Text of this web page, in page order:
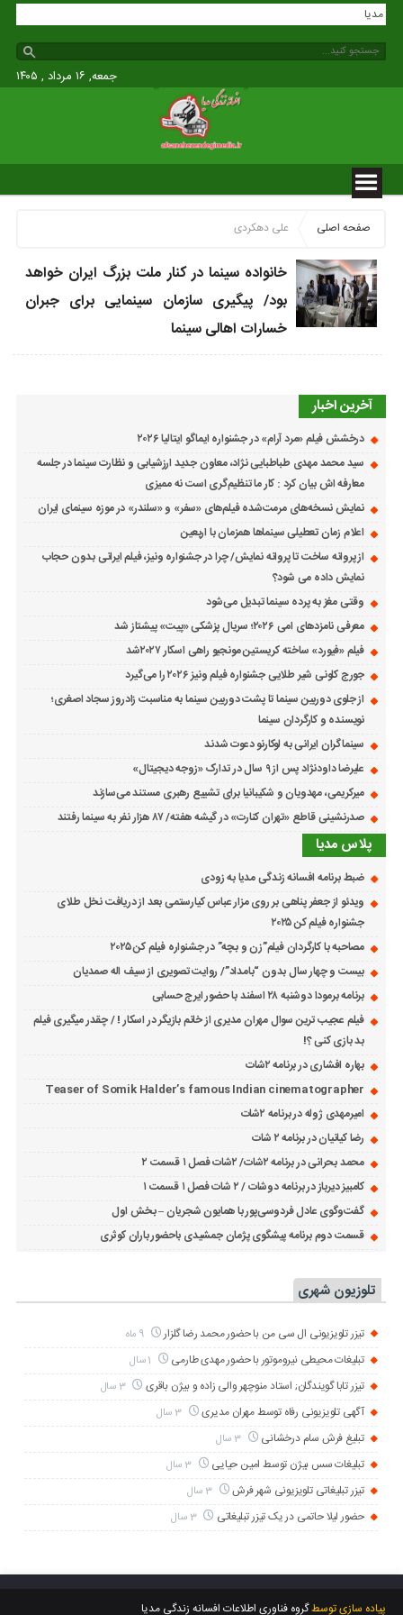
مدیا
جمعه, ۱۶ مرداد , ۱۴۰۵
صفحه اصلی علی دهکردی
خانواده سینما در کنار ملت بزرگ ایران خواهد
بود/ پیگیری سازمان سینمایی برای جبران
خسارات اهالی سینما
آخرین اخبار
درخشش فیلم «مرد آرام» در جشنواره ایماگو ایتالیا ۲۰۲۶
سید محمد مهدی طباطبایی نژاد، معاون جدید ارزشیابی و نظارت سینما در جلسه
معارفه اش بیان کرد : کار ما تنظیم‌گری است نه ممیزی
نمایش نسخه‌های مرمت‌شده فیلم‌های «سفر» و «سلندر» در موزه سینمای ایران
اعلام زمان تعطیلی سینماها همزمان با اربعین
از پروانه ساخت تا پروانه نمایش/ چرا در جشنواره ونیز، فیلم ایرانی بدون حجاب
نمایش داده می شود؟
وقتی مغز به پرده سینما تبدیل می‌شود
معرفی نامزدهای امی ۲۰۲۶؛ سریال پزشکی «پیت» پیشتاز شد
فیلم «فیورد» ساخته کریستین مونجیو راهی اسکار ۲۰۲۷شد
جورج کلونی شیر طلایی جشنواره فیلم ونیز ۲۰۲۶ را می‌گیرد
از جلوی دوربین سینما تا پشت دوربین سینما به مناسبت زادروز سجاد اصغری؛
نویسنده و کارگردان سینما
سینماگران ایرانی به لوکارنو دعوت شدند
علیرضا داودنژاد پس از ۹ سال در تدارک «زوجه دیجیتال»
میرکریمی، مهدویان و شکیبانیا برای تشییع رهبری مستند می‌سازند
صدرنشینی قاطع «تهران کنارت» در گیشه هفته/ ۸۷ هزار نفر به سینما رفتند
پلاس مدیا
ضبط برنامه افسانه زندگی مدیا به زودی
ویدئو از جعفر پناهی بر روی مزار عباس کیارستمی بعد از دریافت نخل طلای
جشنواره فیلم کن ۲۰۲۵
مصاحبه با کارگردان فیلم”زن و بچه” در جشنواره فیلم کن ۲۰۲۵
بیست و چهار سال بدون “بامداد”/ روایت تصویری از سیف اله صمدیان
برنامه برمودا دوشنبه ۲۸ اسفند با حضور ایرج حسابی
فیلم عجیب ترین سوال مهران مدیری از خانم بازیگر در اسکار ! / چقدر میگیری فیلم
بد بازی کنی ؟!
بهاره افشاری در برنامه ۲شات
Teaser of Somik Halder’s famous Indian cinematographer
امیرمهدی ژوله در برنامه ۲شات
رضا کیانیان در برنامه ۲ شات
محمد بحرانی در برنامه ۲شات/ ۲شات فصل ۱ قسمت ۲
کامبیز دیرباز در برنامه دوشات / ۲ شات فصل ۱ قسمت ۱
گفت‌وگوی عادل فردوسی‌پور با همایون شجریان – بخش اول
قسمت دوم برنامه پیشگوی پژمان جمشیدی باحضور باران کوثری
تلوزیون شهری
تیزر تلویزیونی ال سی من با حضور محمد رضا گلزار 9 ماه
تبلیغات محیطی نیروموتور با حضور مهدی طارمی
تیزر تابا گویندگان; استاد منوچهر والی زاده و بیژن باقری 3 سال
آگهی تلویزیونی رفاه توسط مهران مدیری 3 سال
تبلیغ فرش سام درخشانی 3 سال
تبلیغات سس بیژن توسط امین حیایی 3 سال
تیزر تبلیغاتی تلویزیونی شهر فرش 3 سال
حضور لیلا حاتمی در یک تیزر تبلیغاتی 3 سال
پیاده سازی توسطگروه فناوری اطلاعات افسانه زندگی مدیا